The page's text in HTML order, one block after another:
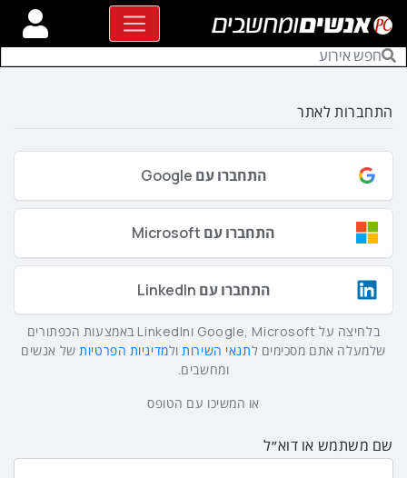
התחברות לאתר
התחברו עם Google
התחברו עם Microsoft
התחברו עם LinkedIn
בלחיצה על Google, Microsoft וLinkedIn באמצעות הכפתורים
שלמעלה אתם מסכימים לתנאי השירותולמדיניות הפרטיותשל אנשים
ומחשבים.
או המשיכו עם הטופס
שם משתמש או דוא״ל